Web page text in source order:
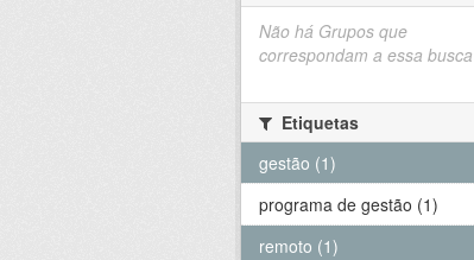
Não há Grupos que
correspondam a essa busca
Etiquetas
gestão (1)
programa de gestão (1)
remoto (1)